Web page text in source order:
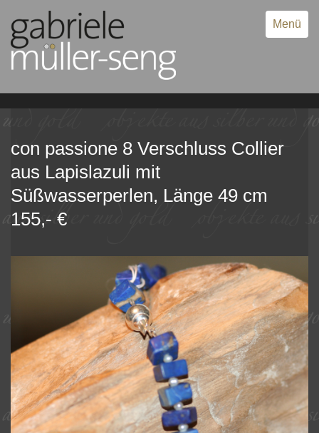
Menü
con passione 8 Verschluss Collier
aus Lapislazuli mit
Süßwasserperlen, Länge 49 cm
155,- €